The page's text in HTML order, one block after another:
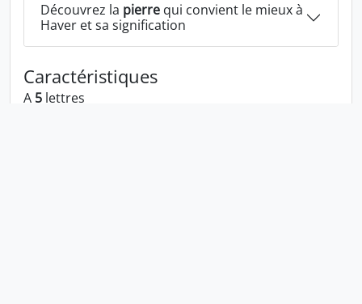
Découvrez la pierre qui convient le mieux à
Haver et sa signification
Caractéristiques
A 5 lettres